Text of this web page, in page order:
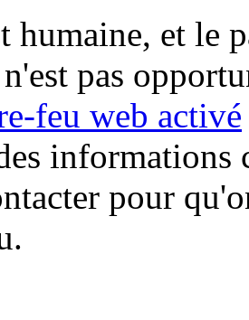
humaine, et le
pas
feu web activé
informations
pour